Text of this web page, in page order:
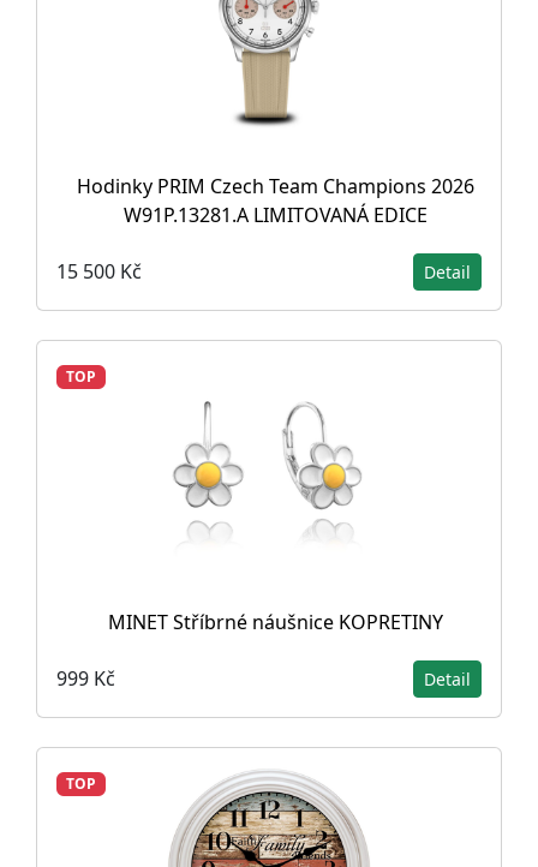
Hodinky PRIM Czech Team Champions 2026
W91P.13281.A LIMITOVANÁ EDICE
15 500 Kč Detail
TOP
MINET Stříbrné náušnice KOPRETINY
999 Kč Detail
TOP